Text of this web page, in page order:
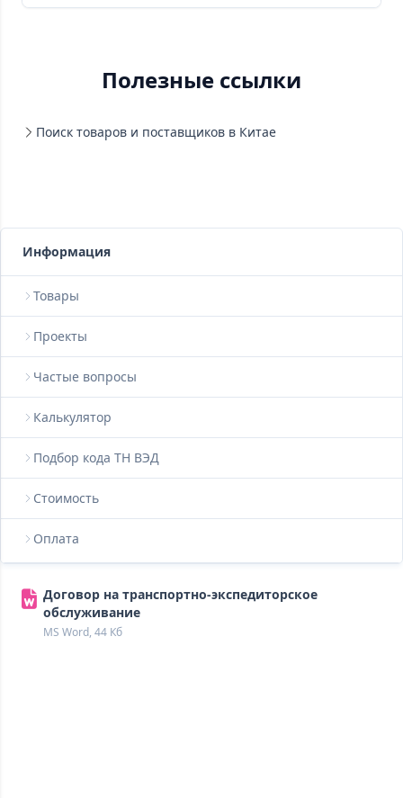
Полезные ссылки
Поиск товаров и поставщиков в Китае
Информация
Товары
Проекты
Частые вопросы
Калькулятор
Подбор кода ТН ВЭД
Стоимость
Оплата
Договор на транспортно-экспедиторское
обслуживание
MS Word, 44 Кб